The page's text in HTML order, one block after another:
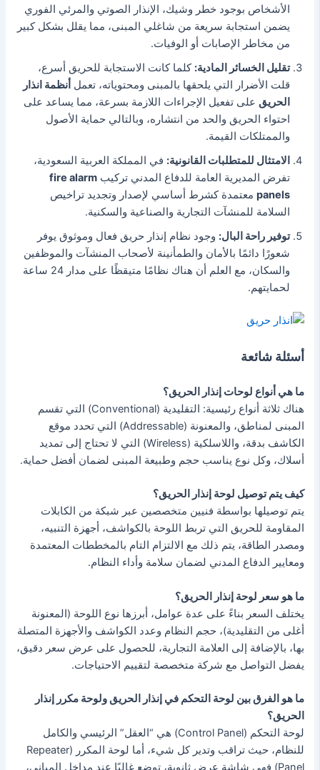
الأشخاص بوجود خطر وشيك، الإنذار الصوتي والمرئي الفوري
يضمن استجابة سريعة من شاغلي المبنى، مما يقلل بشكل كبير
من مخاطر الإصابات أو الوفيات.
تقليل الخسائر المادية: كلما كانت الاستجابة للحريق أسرع،
قلت الأضرار التي يلحقها بالمبنى ومحتوياته، تعمل أنظمة انذار
الحريق على تفعيل الإجراءات اللازمة بسرعة، مما يساعد على
احتواء الحريق والحد من انتشاره، وبالتالي حماية الأصول
والممتلكات القيمة.
الامتثال للمتطلبات القانونية: في المملكة العربية السعودية،
تفرض المديرية العامة للدفاع المدني تركيبfire alarm
panels معتمدة كشرط أساسي لإصدار وتجديد تراخيص
السلامة للمنشآت التجارية والصناعية والسكنية.
توفير راحة البال: وجود نظام إنذار حريق فعال وموثوق يوفر
شعورًا دائمًا بالأمان والطمأنينة لأصحاب المنشآت والموظفين
والسكان، مع العلم أن هناك نظامًا متيقظًا على مدار 24 ساعة
لحمايتهم.
أسئلة شائعة
ما هي أنواع لوحات إنذار الحريق؟
هناك ثلاثة أنواع رئيسية: التقليدية (Conventional) التي تقسم
المبنى لمناطق، والمعنونة (Addressable) التي تحدد موقع
الكاشف بدقة، واللاسلكية (Wireless) التي لا تحتاج إلى تمديد
أسلاك، وكل نوع يناسب حجم وطبيعة المبنى لضمان أفضل حماية.
كيف يتم توصيل لوحة إنذار الحريق؟
يتم توصيلها بواسطة فنيين متخصصين عبر شبكة من الكابلات
المقاومة للحريق التي تربط اللوحة بالكواشف، أجهزة التنبيه،
ومصدر الطاقة، يتم ذلك مع الالتزام التام بالمخططات المعتمدة
ومعايير الدفاع المدني لضمان سلامة وأداء النظام.
ما هو سعر لوحة إنذار الحريق؟
يختلف السعر بناءً على عدة عوامل، أبرزها نوع اللوحة (المعنونة
أغلى من التقليدية)، حجم النظام وعدد الكواشف والأجهزة المتصلة
بها، بالإضافة إلى العلامة التجارية، للحصول على عرض سعر دقيق،
يفضل التواصل مع شركة متخصصة لتقييم الاحتياجات.
ما هو الفرق بين لوحة التحكم في إنذار الحريق ولوحة مكرر إنذار
الحريق؟
لوحة التحكم (Control Panel) هي “العقل” الرئيسي والكامل
للنظام، حيث تراقب وتدير كل شيء،
أما لوحة المكرر (Repeater
Panel) فهي شاشة عرض ثانوية، توضع غالبًا عند مداخل المباني،